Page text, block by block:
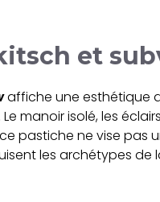
et
affiche une esthétique
manoir isolé, les
pastiche ne vise pas
les archétypes de